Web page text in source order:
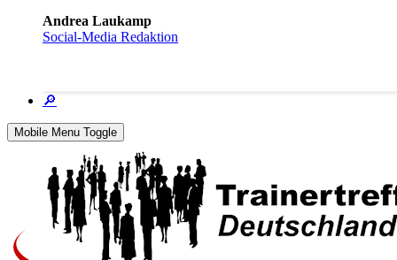
Andrea Laukamp
Social-Media Redaktion
🔎
Mobile Menu Toggle